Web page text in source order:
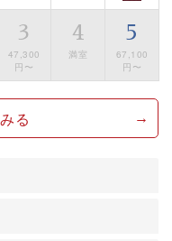
やされるプライベー
イドが諏訪大社をご
、ご利用ご希望の方
。
日がございます
3
47,300
円〜
4
満室
5
67,100
円〜
る